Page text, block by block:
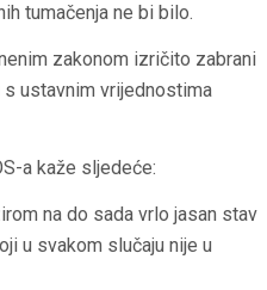
tumačenja ne bi bilo.
zakonom izričito zabrani
ustavnim vrijednostima
a kaže sljedeće:
na do sada vrlo jasan stav
u svakom slučaju nije u